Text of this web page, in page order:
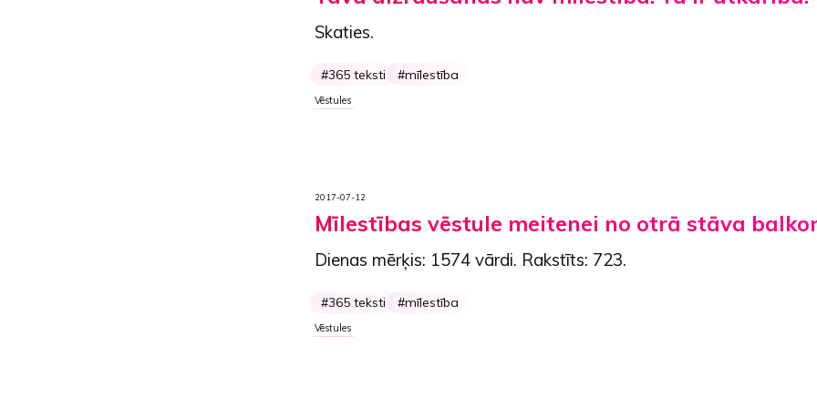
Skaties.
365 teksti mīlestība
Vēstules
2017-07-12
Mīlestības vēstule meitenei no otrā stāva
Dienas mērķis: 1574 vārdi. Rakstīts: 723.
365 teksti mīlestība
Vēstules